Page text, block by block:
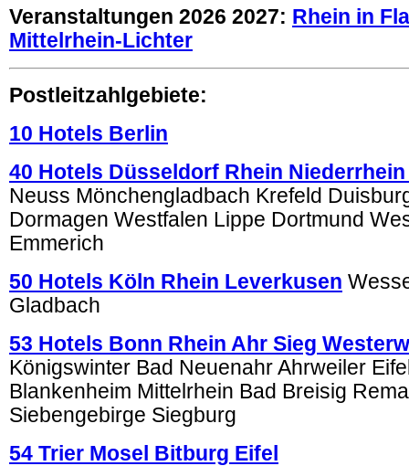
Veranstaltungen 2026 2027: Rhein in
Mittelrhein-Lichter
Postleitzahlgebiete:
10 Hotels Berlin
40 Hotels Düsseldorf Rhein
Neuss Mönchengladbach Krefeld
Dormagen Westfalen Lippe Dortmund
Emmerich
50 Hotels Köln Rhein Leverkusen
Gladbach
53 Hotels Bonn Rhein Ahr Sieg
Königswinter Bad Neuenahr Ahrweiler
Blankenheim Mittelrhein Bad Breisig
Siebengebirge Siegburg
54 Trier Mosel Bitburg Eifel